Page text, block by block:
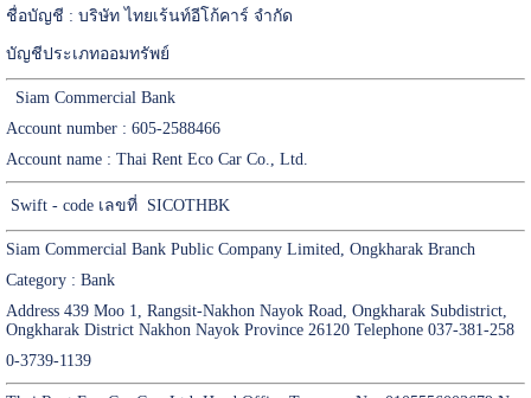
ชื่อบัญชี : บริษัท ไทยเร้นท์อีโก้คาร์ จำกัด
บัญชีประเภทออมทรัพย์
Siam Commercial Bank
Account number : 605-2588466
Account name : Thai Rent Eco Car Co., Ltd.
Swift - code เลขที่ SICOTHBK
Siam Commercial Bank Public Company Limited, Ongkharak Branch
Category : Bank
Address 439 Moo 1, Rangsit-Nakhon Nayok Road, Ongkharak Subdistrict,
Ongkharak District Nakhon Nayok Province 26120 Telephone 037-381-258
0-3739-1139